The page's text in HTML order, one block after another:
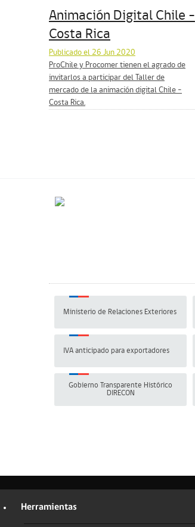
Animación Digital Chile –
Costa Rica
Publicado el 26 Jun 2020
ProChile y Procomer tienen el agrado de
invitarlos a participar del Taller de
mercado de la animación digital Chile –
Costa Rica.
Ministerio de Relaciones Exteriores
IVA anticipado para exportadores
Gobierno Transparente Histórico
DIRECON
Herramientas